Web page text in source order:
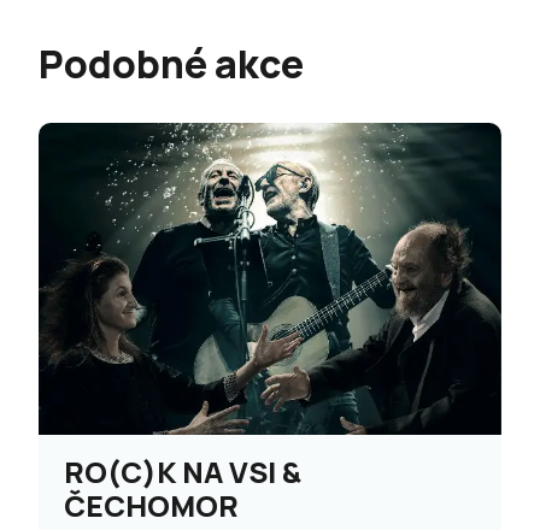
Podobné akce
RO(C)K NA VSI &
ČECHOMOR